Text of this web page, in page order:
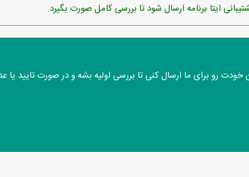
ایتا برنامه ارسال شود تا بررسی کامل صورت بگیرد.
رو برای ما ارسال کنی تا بررسی اولیه بشه و در صورت تایید یا